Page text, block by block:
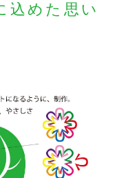
込めた思い